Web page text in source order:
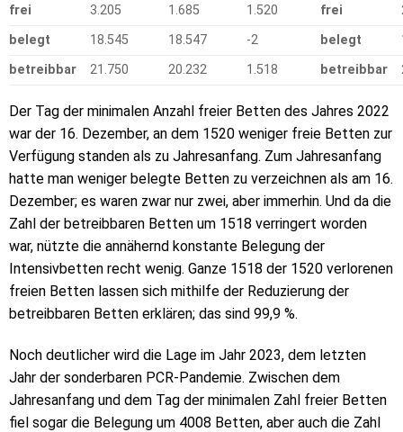
frei 3.205 1.685 1.520 frei
belegt
18.545 18.547 -2 belegt
betreibbar
21.750 20.232 1.518 betreibbar
Der Tag der minimalen Anzahl freier Betten des Jahres 2022
war der 16. Dezember, an dem 1520 weniger freie Betten zur
Verfügung standen als zu Jahresanfang. Zum Jahresanfang
hatte man weniger belegte Betten zu verzeichnen als am 16.
Dezember; es waren zwar nur zwei, aber immerhin. Und da die
Zahl der betreibbaren Betten um 1518 verringert worden
war, nützte die annähernd konstante Belegung der
Intensivbetten recht wenig. Ganze 1518 der 1520 verlorenen
freien Betten lassen sich mithilfe der Reduzierung der
betreibbaren Betten erklären; das sind 99,9 %.
Noch deutlicher wird die Lage im Jahr 2023, dem letzten
Jahr der sonderbaren PCR-Pandemie. Zwischen dem
Jahresanfang und dem Tag der minimalen Zahl freier Betten
fiel sogar die Belegung um 4008 Betten, aber auch die Zahl